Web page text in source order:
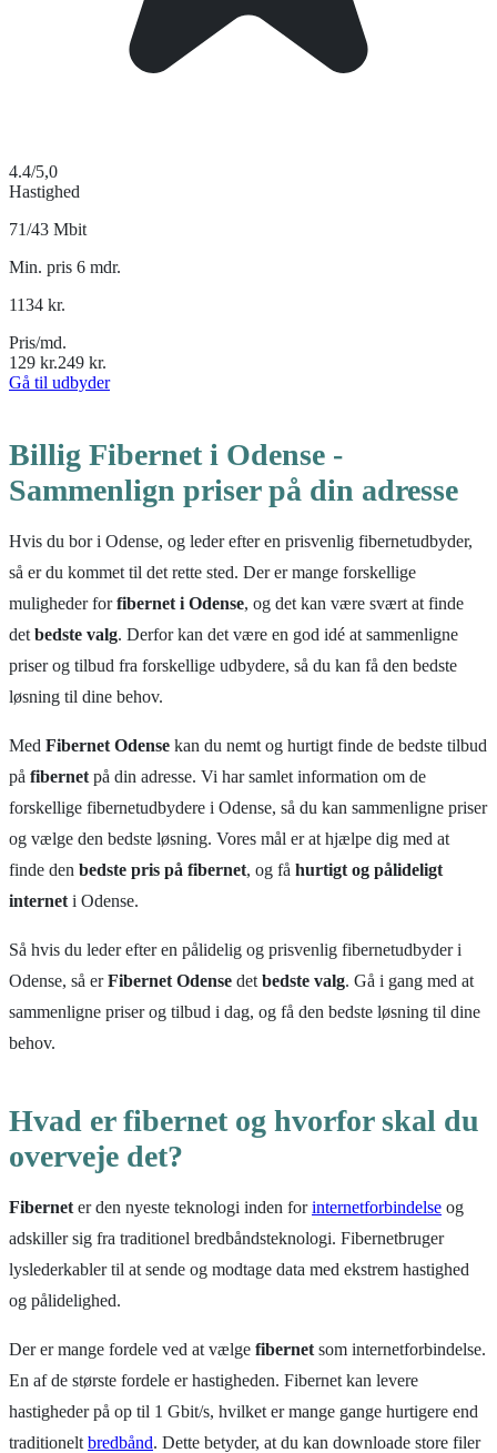
4.4/5,0
Hastighed
71/43 Mbit
Min. pris 6 mdr.
1134 kr.
Pris/md.
129 kr.249 kr.
Gå til udbyder
Billig Fibernet i Odense -
Sammenlign priser på din adresse
Hvis du bor i Odense, og leder efter en prisvenlig fibernetudbyder,
så er du kommet til det rette sted. Der er mange forskellige
muligheder forfibernet i Odense, og det kan være svært at finde
det bedste valg. Derfor kan det være en god idé at sammenligne
priser og tilbud fra forskellige udbydere, så du kan få den bedste
løsning til dine behov.
Med Fibernet Odense kan du nemt og hurtigt finde de bedste tilbud
på fibernet på din adresse. Vi har samlet information om de
forskellige fibernetudbydere i Odense, så du kan sammenligne priser
og vælge den bedste løsning. Vores mål er at hjælpe dig med at
finde den bedste pris på fibernet, og få hurtigt og pålideligt
internet i Odense.
Så hvis du leder efter en pålidelig og prisvenlig fibernetudbyder i
Odense, så erFibernet Odense det bedste valg. Gå i gang med at
sammenligne priser og tilbud i dag, og få den bedste løsning til dine
behov.
Hvad er fibernet og hvorfor skal du
overveje det?
Fibernet er den nyeste teknologi inden forinternetforbindelse og
adskiller sig fra traditionel bredbåndsteknologi. Fibernetbruger
lyslederkabler til at sende og modtage data med ekstrem hastighed
og pålidelighed.
Der er mange fordele ved at vælge fibernet som internetforbindelse.
En af de største fordele er hastigheden. Fibernet kan levere
hastigheder på op til 1 Gbit/s, hvilket er mange gange hurtigere end
traditionelt bredbånd. Dette betyder, at du kan downloade store filer